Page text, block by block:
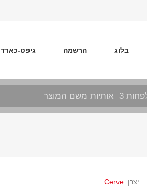
בלוג הרשמה גיפט-כארד
יצרן: Cerve